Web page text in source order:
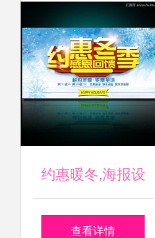
约惠暖冬,海报设
计,画册 宣传单 广
查看详情